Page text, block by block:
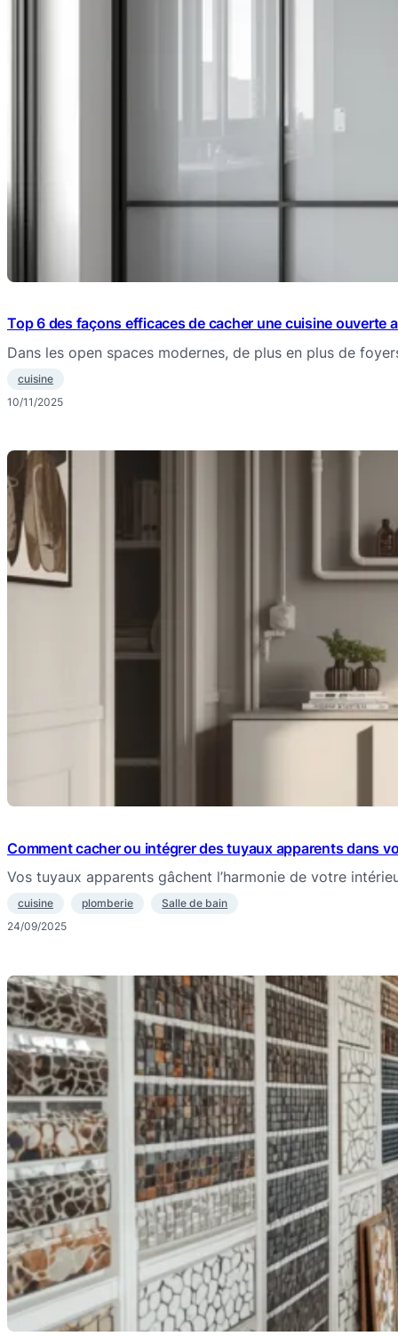
Top 6 des façons efficaces de cacher une cuisine ouverte
Dans les open spaces modernes, de plus en plus de
cuisine
10/11/2025
Comment cacher ou intégrer des tuyaux apparents dans
Vos tuyaux apparents gâchent l’harmonie de votre
cuisine plomberie
Salle de bain
24/09/2025